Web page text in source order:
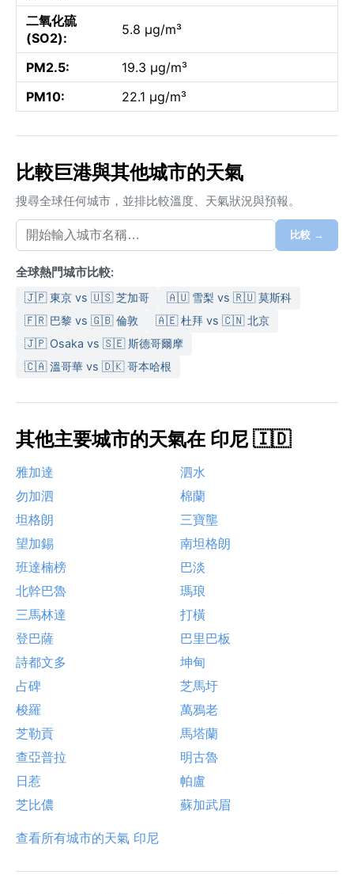
二氧化硫
(SO2):
5.8 µg/m³
PM2.5:
19.3 µg/m³
PM10:
22.1 µg/m³
比較巨港與其他城市的天氣
搜尋全球任何城市，並排比較溫度、天氣狀況與預報。
比較 →
全球熱門城市比較:
🇯🇵 東京 vs 🇺🇸 芝加哥
🇦🇺 雪梨 vs 🇷🇺 莫斯科
🇫🇷 巴黎 vs 🇬🇧 倫敦
🇦🇪 杜拜 vs 🇨🇳 北京
🇯🇵 Osaka vs 🇸🇪 斯德哥爾摩
🇨🇦 溫哥華 vs 🇩🇰 哥本哈根
其他主要城市的天氣在 印尼 🇮🇩
雅加達
泗水
勿加泗
棉蘭
坦格朗
三寶壟
望加錫
南坦格朗
班達楠榜
巴淡
北幹巴魯
瑪琅
三馬林達
打橫
登巴薩
巴里巴板
詩都文多
坤甸
占碑
芝馬圩
梭羅
萬鴉老
芝勒貢
馬塔蘭
查亞普拉
明古魯
日惹
帕盧
芝比儂
蘇加武眉
查看所有城市的天氣 印尼